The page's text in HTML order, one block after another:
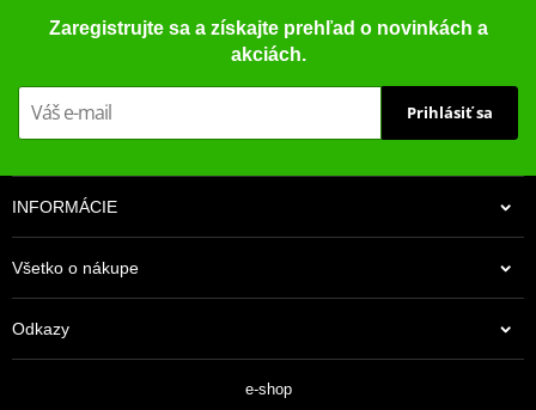
Zaregistrujte sa a získajte prehľad o novinkách a
akciách.
Prihlásiť sa
INFORMÁCIE
Všetko o nákupe
Odkazy
e-shop